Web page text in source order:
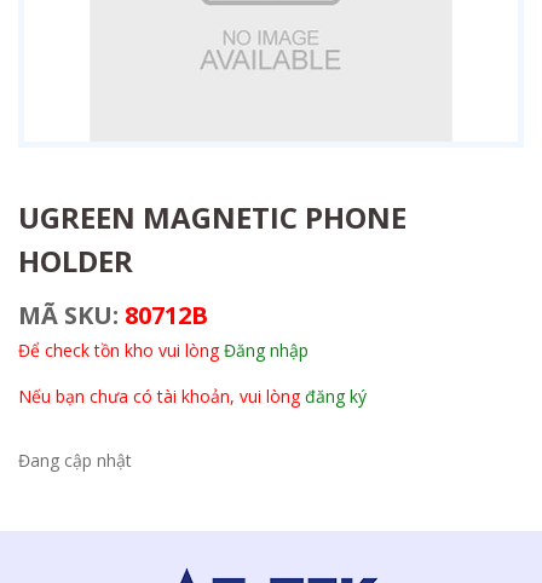
UGREEN MAGNETIC PHONE
HOLDER
MÃ SKU: 80712B
Để check tồn kho vui lòngĐăng nhập
Nếu bạn chưa có tài khoản, vui lòngđăng ký
Đang cập nhật